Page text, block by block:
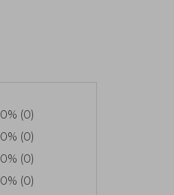
0% (0)
0% (0)
0% (0)
0% (0)